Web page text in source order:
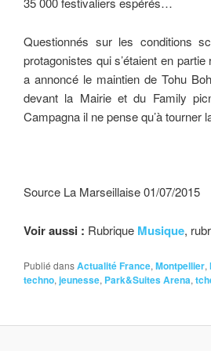
Questionnés sur les conditions
protagonistes qui s’étaient en
a annoncé le maintien de Tohu
devant la Mairie et du Family
Campagna il ne pense qu’à
Source La Marseillaise 01/07/2015
Voir aussi : Rubrique Musique,
Publié dansActualité France, Montpellier,
techno, jeunesse, Park&Suites Arena,